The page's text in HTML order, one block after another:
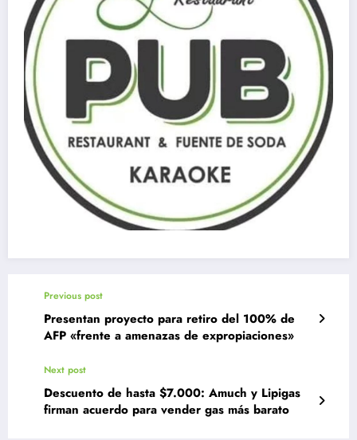
Previous post
Presentan proyecto para retiro del 100% de
AFP «frente a amenazas de expropiaciones»
Next post
Descuento de hasta $7.000: Amuch y Lipigas
firman acuerdo para vender gas más barato